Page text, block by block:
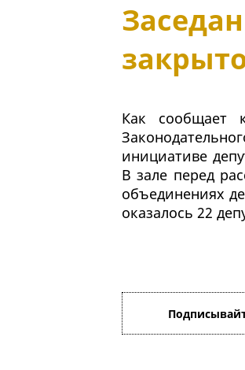
Как сообщает
инициативе
В зале перед
объединениях
оказалось 22